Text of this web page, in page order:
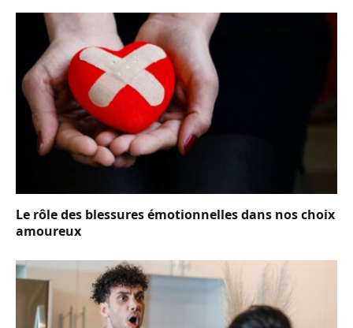
Le rôle des blessures émotionnelles dans nos choix
amoureux